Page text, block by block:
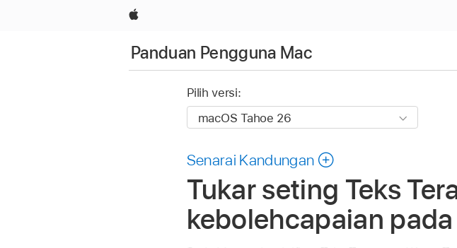
Apple
Panduan Pengguna Mac
Pilih versi:
Senarai Kandungan
Tukar seting Teks
kebolehcapaian